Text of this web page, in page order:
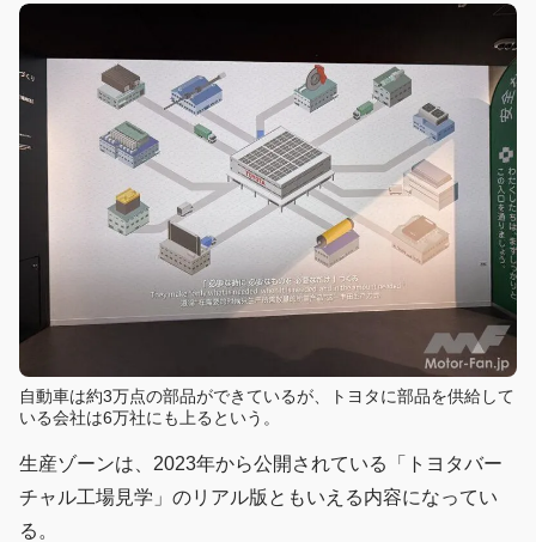
自動車は約3万点の部品ができているが、トヨタに部品を供給して
いる会社は6万社にも上るという。
生産ゾーンは、2023年から公開されている「トヨタバー
チャル工場見学」のリアル版ともいえる内容になってい
る。